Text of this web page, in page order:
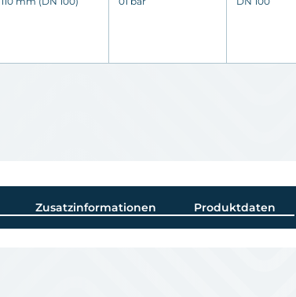
Zusatzinformationen Produktdaten